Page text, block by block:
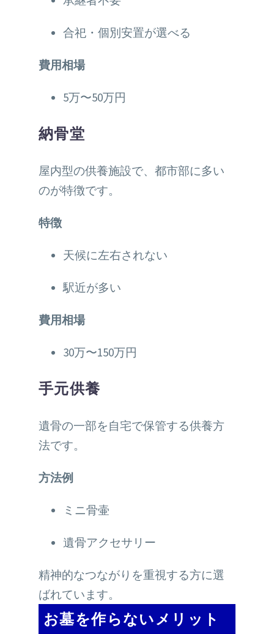
合祀・個別安置が選べる
費用相場
5万〜50万円
納骨堂
屋内型の供養施設で、都市部に多い
のが特徴です。
特徴
天候に左右されない
駅近が多い
費用相場
30万〜150万円
手元供養
遺骨の一部を自宅で保管する供養方
法です。
方法例
ミニ骨壷
遺骨アクセサリー
精神的なつながりを重視する方に選
ばれています。
お墓を作らないメリット